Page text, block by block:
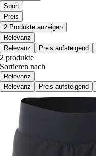
Sport
Preis
2 Produkte anzeigen
Relevanz
Relevanz
Preis aufsteigend
2 produkte
Sortieren nach
Relevanz
Relevanz
Preis aufsteigend